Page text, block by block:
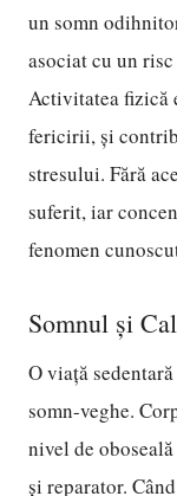
un somn
asociat cu un
Activitatea fizică
fericirii, și
stresului. Fără
suferit, iar
fenomen
Somnul și
O viață
somn-veghe.
nivel de
și reparator.